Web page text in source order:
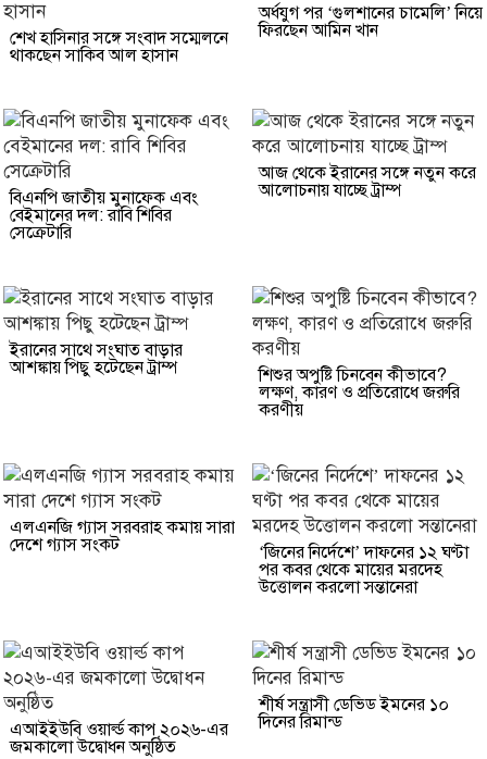
শেখ হাসিনার সঙ্গে সংবাদ সম্মেলনে
থাকছেন সাকিব আল হাসান
অর্ধযুগ পর ‘গুলশানের চামেলি’ নিয়ে
ফিরছেন আমিন খান
বিএনপি জাতীয় মুনাফেক এবং
বেইমানের দল: রাবি শিবির
সেক্রেটারি
আজ থেকে ইরানের সঙ্গে নতুন করে
আলোচনায় যাচ্ছে ট্রাম্প
ইরানের সাথে সংঘাত বাড়ার
আশঙ্কায় পিছু হটেছেন ট্রাম্প
শিশুর অপুষ্টি চিনবেন কীভাবে?
লক্ষণ, কারণ ও প্রতিরোধে জরুরি
করণীয়
এলএনজি গ্যাস সরবরাহ কমায় সারা
দেশে গ্যাস সংকট
‘জিনের নির্দেশে’ দাফনের ১২ ঘণ্টা
পর কবর থেকে মায়ের মরদেহ
উত্তোলন করলো সন্তানেরা
এআইইউবি ওয়ার্ল্ড কাপ ২০২৬-এর
জমকালো উদ্বোধন অনুষ্ঠিত
শীর্ষ সন্ত্রাসী ডেভিড ইমনের ১০
দিনের রিমান্ড